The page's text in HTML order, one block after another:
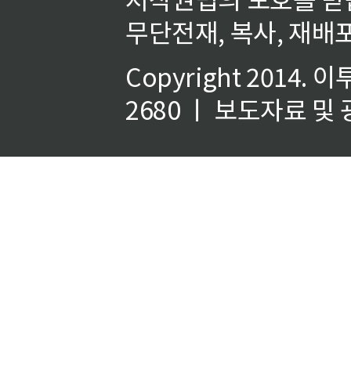
무단전재, 복사, 재배
Copyright 2014. 이
2680 ㅣ 보도자료